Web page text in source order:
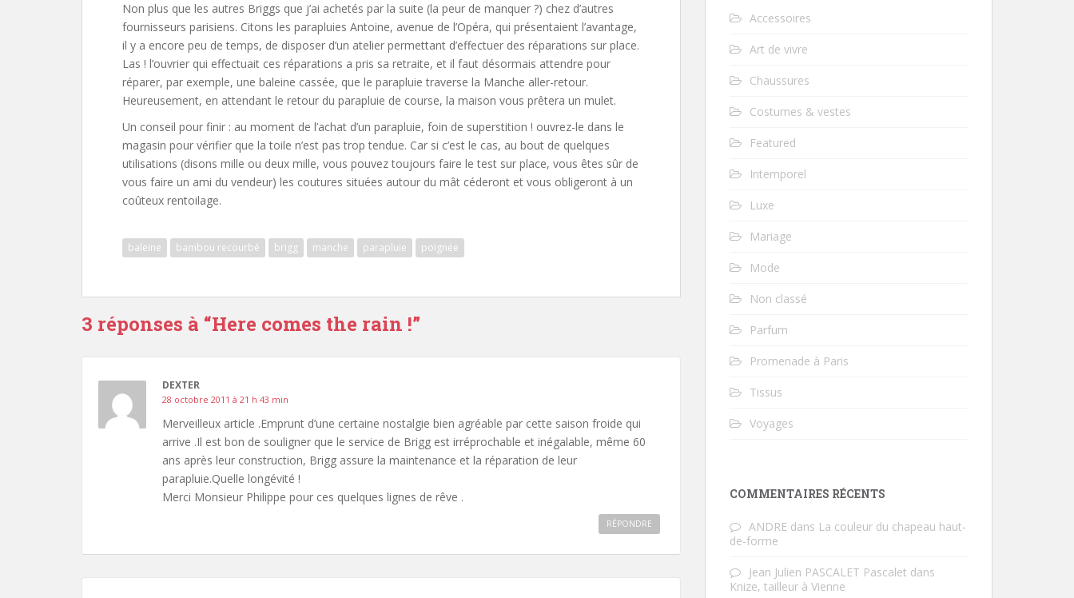
Non plus que les autres Briggs que j’ai achetés par la suite (la peur de manquer ?) chez d’autres
fournisseurs parisiens. Citons les parapluies Antoine, avenue de l’Opéra, qui présentaient l’avantage,
il y a encore peu de temps, de disposer d’un atelier permettant d’effectuer des réparations sur place.
Las ! l’ouvrier qui effectuait ces réparations a pris sa retraite, et il faut désormais attendre pour
réparer, par exemple, une baleine cassée, que le parapluie traverse la Manche aller-retour.
Heureusement, en attendant le retour du parapluie de course, la maison vous prêtera un mulet.
Un conseil pour finir : au moment de l’achat d’un parapluie, foin de superstition ! ouvrez-le dans le
magasin pour vérifier que la toile n’est pas trop tendue. Car si c’est le cas, au bout de quelques
utilisations (disons mille ou deux mille, vous pouvez toujours faire le test sur place, vous êtes sûr de
vous faire un ami du vendeur) les coutures situées autour du mât céderont et vous obligeront à un
coûteux rentoilage.
baleine bambou recourbé brigg manche parapluie poignée
3 réponses à “Here comes the rain !”
DEXTER
28 octobre 2011 à 21 h 43 min
Merveilleux article .Emprunt d’une certaine nostalgie bien agréable par cette saison froide qui
arrive .Il est bon de souligner que le service de Brigg est irréprochable et inégalable, même 60
ans après leur construction, Brigg assure la maintenance et la réparation de leur
parapluie.Quelle longévité !
Merci Monsieur Philippe pour ces quelques lignes de rêve .
RÉPONDRE
Accessoires
Art de vivre
Chaussures
Costumes & vestes
Featured
Intemporel
Luxe
Mariage
Mode
Non classé
Parfum
Promenade à Paris
Tissus
Voyages
COMMENTAIRES RÉCENTS
ANDRE dans La couleur du chapeau haut-
de-forme
Jean Julien PASCALET Pascalet dans
Knize, tailleur à Vienne